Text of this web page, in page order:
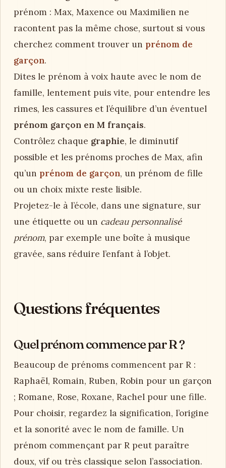
prénom : Max, Maxence ou Maximilien ne
racontent pas la même chose, surtout si vous
cherchez comment trouver un prénom de
garçon.
Dites le prénom à voix haute avec le nom de
famille, lentement puis vite, pour entendre les
rimes, les cassures et l’équilibre d’un éventuel
prénom garçon en M français.
Contrôlez chaque graphie, le diminutif
possible et les prénoms proches de Max, afin
qu’un prénom de garçon, un prénom de fille
ou un choix mixte reste lisible.
Projetez-le à l’école, dans une signature, sur
une étiquette ou un cadeau personnalisé
prénom, par exemple une boîte à musique
gravée, sans réduire l’enfant à l’objet.
Questions fréquentes
Quel prénom commence par R ?
Beaucoup de prénoms commencent par R :
Raphaël, Romain, Ruben, Robin pour un garçon
; Romane, Rose, Roxane, Rachel pour une fille.
Pour choisir, regardez la signification, l’origine
et la sonorité avec le nom de famille. Un
prénom commençant par R peut paraître
doux, vif ou très classique selon l’association.